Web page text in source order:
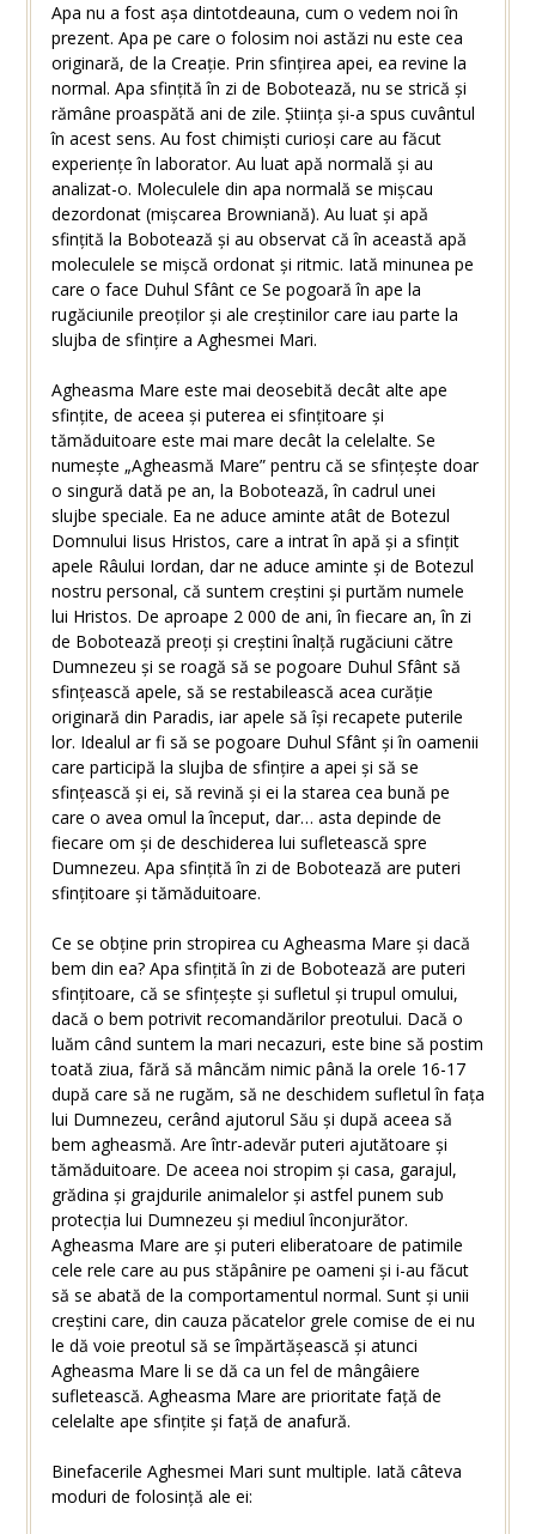
Apa nu a fost așa dintotdeauna, cum o vedem noi în
prezent. Apa pe care o folosim noi astăzi nu este cea
originară, de la Creație. Prin sfințirea apei, ea revine la
normal. Apa sfințită în zi de Bobotează, nu se strică și
rămâne proaspătă ani de zile. Știința și-a spus cuvântul
în acest sens. Au fost chimiști curioși care au făcut
experiențe în laborator. Au luat apă normală și au
analizat-o. Moleculele din apa normală se mișcau
dezordonat (mișcarea Browniană). Au luat și apă
sfințită la Bobotează și au observat că în această apă
moleculele se mișcă ordonat și ritmic. Iată minunea pe
care o face Duhul Sfânt ce Se pogoară în ape la
rugăciunile preoților și ale creștinilor care iau parte la
slujba de sfințire a Aghesmei Mari.
Agheasma Mare este mai deosebită decât alte ape
sfințite, de aceea și puterea ei sfințitoare și
tămăduitoare este mai mare decât la celelalte. Se
numește „Agheasmă Mare” pentru că se sfințește doar
o singură dată pe an, la Bobotează, în cadrul unei
slujbe speciale. Ea ne aduce aminte atât de Botezul
Domnului Iisus Hristos, care a intrat în apă și a sfințit
apele Râului Iordan, dar ne aduce aminte și de Botezul
nostru personal, că suntem creștini și purtăm numele
lui Hristos. De aproape 2 000 de ani, în fiecare an, în zi
de Bobotează preoți și creștini înalță rugăciuni către
Dumnezeu și se roagă să se pogoare Duhul Sfânt să
sfințească apele, să se restabilească acea curăție
originară din Paradis, iar apele să își recapete puterile
lor. Idealul ar fi să se pogoare Duhul Sfânt și în oamenii
care participă la slujba de sfințire a apei și să se
sfințească și ei, să revină și ei la starea cea bună pe
care o avea omul la început, dar… asta depinde de
fiecare om și de deschiderea lui sufletească spre
Dumnezeu. Apa sfințită în zi de Bobotează are puteri
sfințitoare și tămăduitoare.
Ce se obține prin stropirea cu Agheasma Mare și dacă
bem din ea? Apa sfințită în zi de Bobotează are puteri
sfințitoare, că se sfințește și sufletul și trupul omului,
dacă o bem potrivit recomandărilor preotului. Dacă o
luăm când suntem la mari necazuri, este bine să postim
toată ziua, fără să mâncăm nimic până la orele 16-17
după care să ne rugăm, să ne deschidem sufletul în fața
lui Dumnezeu, cerând ajutorul Său și după aceea să
bem agheasmă. Are într-adevăr puteri ajutătoare și
tămăduitoare. De aceea noi stropim și casa, garajul,
grădina și grajdurile animalelor și astfel punem sub
protecția lui Dumnezeu și mediul înconjurător.
Agheasma Mare are și puteri eliberatoare de patimile
cele rele care au pus stăpânire pe oameni și i-au făcut
să se abată de la comportamentul normal. Sunt și unii
creștini care, din cauza păcatelor grele comise de ei nu
le dă voie preotul să se împărtășească și atunci
Agheasma Mare li se dă ca un fel de mângâiere
sufletească. Agheasma Mare are prioritate față de
celelalte ape sfințite și față de anafură.
Binefacerile Aghesmei Mari sunt multiple. Iată câteva
moduri de folosință ale ei: